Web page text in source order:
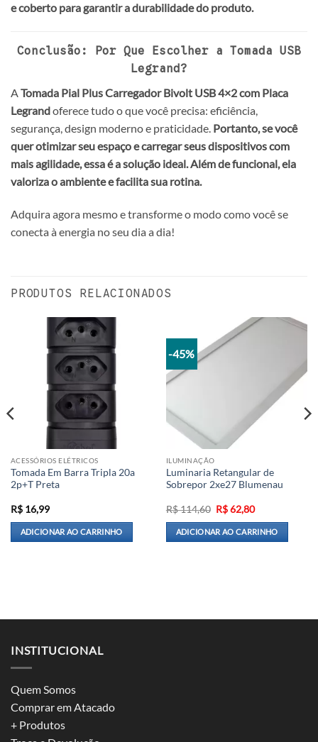
e coberto para garantir a durabilidade do produto.
Conclusão: Por Que Escolher a Tomada USB
Legrand?
ATomada Pial Plus Carregador Bivolt USB 4×2 com Placa
Legrandoferece tudo o que você precisa: eficiência,
segurança, design moderno e praticidade. Portanto, se você
quer otimizar seu espaço e carregar seus dispositivos com
mais agilidade, essa é a solução ideal.Além de funcional, ela
valoriza o ambiente e facilita sua rotina.
Adquira agora mesmo e transforme o modo como você se
conecta à energia no seu dia a dia!
PRODUTOS RELACIONADOS
ACESSÓRIOS ELÉTRICOS
Tomada Em Barra Tripla 20a
2p+T Preta
R$16,99
ADICIONAR AO CARRINHO
-45%
ILUMINAÇÃO
Luminaria Retangular de
Sobrepor 2xe27 Blumenau
R$114,60 O
preço
original
era:
R$ 114,60.
R$62,80O
atual
é:
R$ 62,80.
ADICIONAR AO CARRINHO
INSTITUCIONAL
Quem Somos
Comprar em Atacado
+ Produtos